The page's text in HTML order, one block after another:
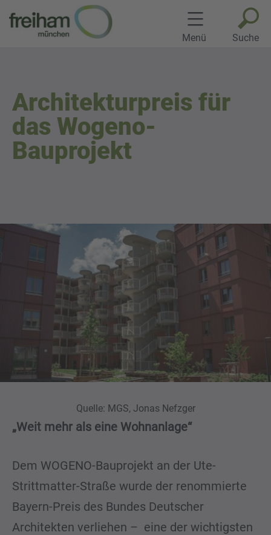
Inhalt
springen
Menü Suche
Architekturpreis für
das Wogeno-
Bauprojekt
Quelle: MGS, Jonas Nefzger
„Weit mehr als eine Wohnanlage“
Dem WOGENO-Bauprojekt an der Ute-
Strittmatter-Straße wurde der renommierte
Bayern-Preis des Bundes Deutscher
Architekten verliehen – eine der wichtigsten